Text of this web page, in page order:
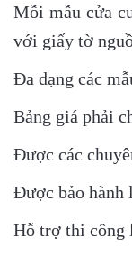
Mỗi mẫu cửa
với giấy tờ
Đa dạng các
Bảng giá phải
Được các
Được bảo hành
Hỗ trợ thi công